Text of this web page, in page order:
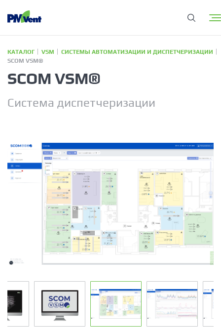
КАТАЛОГ VSM
СИСТЕМЫ АВТОМАТИЗАЦИИ И ДИСПЕТЧЕРИЗАЦИИ
SCOM VSM®
SCOM VSM®
Система диспетчеризации